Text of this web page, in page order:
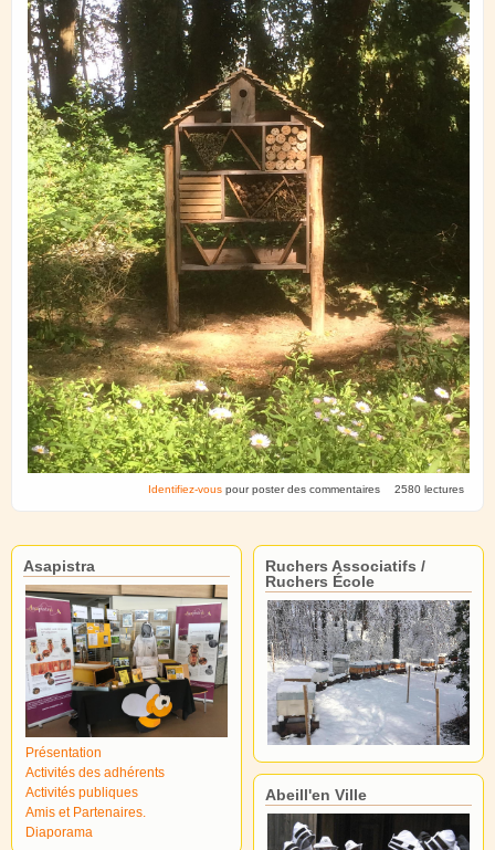
Identifiez-vous pour poster des commentaires 2580 lectures
Asapistra
Présentation
Activités des adhérents
Activités publiques
Amis et Partenaires.
Diaporama
Ruchers Associatifs /
Ruchers École
Abeill'en Ville